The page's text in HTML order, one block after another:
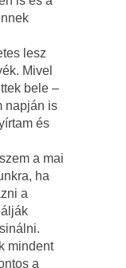
lesz
Mivel
bele –
napján is
és
a mai
ha
a
mindent
a